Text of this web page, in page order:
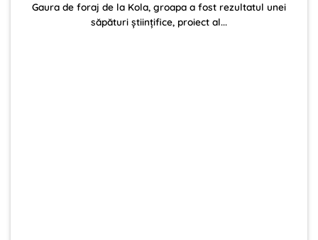
Gaura de foraj de la Kola, groapa a fost rezultatul unei
săpături științifice, proiect al...